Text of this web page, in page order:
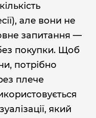
але вони не
запитання —
покупки. Щоб
потрібно
плече
який